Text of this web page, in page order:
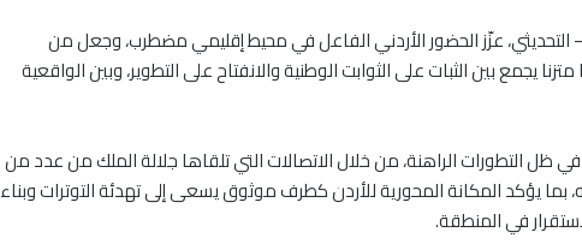
التحديثي، عزّز الحضور الأردني الفاعل في محيط إقليمي مضطرب، وجعل من
يجمع بين الثبات على الثوابت الوطنية والانفتاح على التطوير، وبين الواقعية
ظل التطورات الراهنة، من خلال الاتصالات التي تلقاها جلالة الملك من عدد من
بما يؤكد المكانة المحورية للأردن كطرف موثوق يسعى إلى تهدئة التوترات وبناء
في المنطقة.